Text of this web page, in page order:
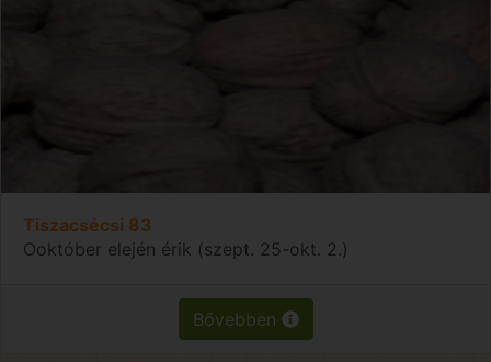
Tiszacsécsi 83
Ooktóber elején érik (szept. 25-okt. 2.)
Bővebben